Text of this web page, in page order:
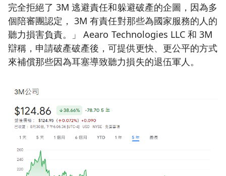
完全拒絕了 3M 逃避責任和躲避破產的企圖，因為多
個陪審團認定， 3M 有責任對那些為國家服務的人的
聽力損害負責。」 Aearo Technologies LLC 和 3M
辯稱，申請破產破產後，可提供更快、更公平的方式
來補償那些因為耳塞導致聽力損失的退伍軍人。